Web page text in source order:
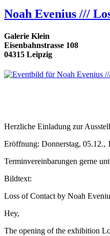
Noah Evenius ///
Galerie Klein
Eisenbahnstrasse 108
04315 Leipzig
Herzliche Einladung zur
Eröffnung: Donnerstag, 05.12.,
Terminvereinbarungen gerne
Bildtext:
Loss of Contact by Noah
Hey,
The opening of the exhibition